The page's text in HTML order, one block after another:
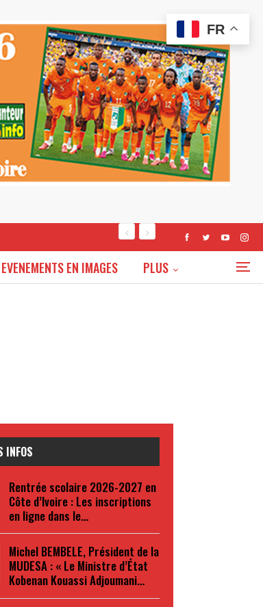
EVENEMENTS EN IMAGES PLUS
INFOS
Rentrée scolaire 2026-2027 en
Côte d’Ivoire : Les inscriptions
en ligne dans le…
Michel BEMBELE, Président de la
MUDESA : « Le Ministre d’État
Kobenan Kouassi Adjoumani…
FR